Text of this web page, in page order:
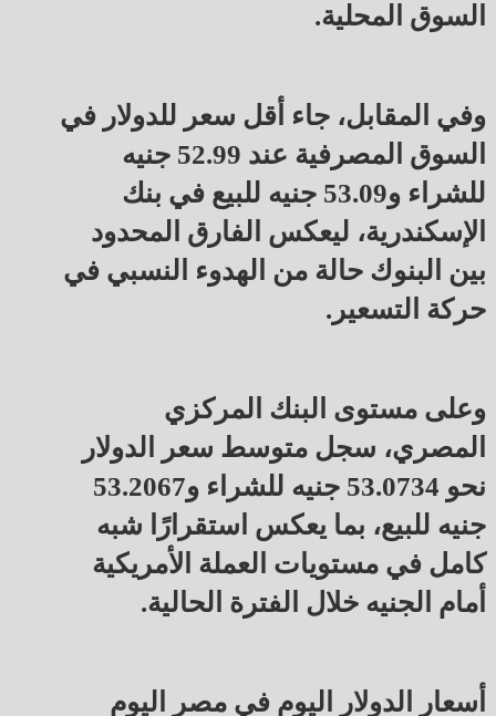
السوق المحلية.
وفي المقابل، جاء أقل سعر للدولار في
السوق المصرفية عند 52.99 جنيه
للشراء و53.09 جنيه للبيع في بنك
الإسكندرية، ليعكس الفارق المحدود
بين البنوك حالة من الهدوء النسبي في
حركة التسعير.
وعلى مستوى البنك المركزي
المصري، سجل متوسط سعر الدولار
نحو 53.0734 جنيه للشراء و53.2067
جنيه للبيع، بما يعكس استقرارًا شبه
كامل في مستويات العملة الأمريكية
أمام الجنيه خلال الفترة الحالية.
أسعار الدولار اليوم في مصر اليوم